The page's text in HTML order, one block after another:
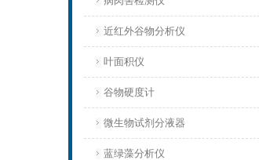
近红外谷物分析仪
叶面积仪
谷物硬度计
微生物试剂分液器
蓝绿藻分析仪